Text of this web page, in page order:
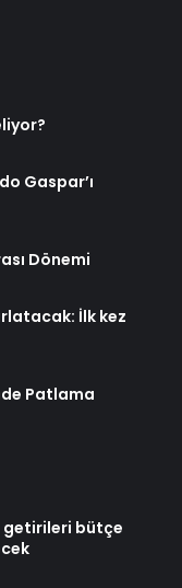
Gaspar’ı
Dönemi
İlk kez
Patlama
getirileri bütçe